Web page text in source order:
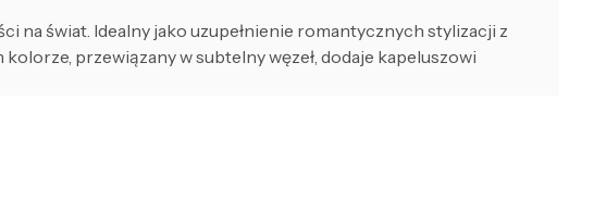
na świat. Idealny jako uzupełnienie romantycznych stylizacji z
przewiązany w subtelny węzeł, dodaje kapeluszowi